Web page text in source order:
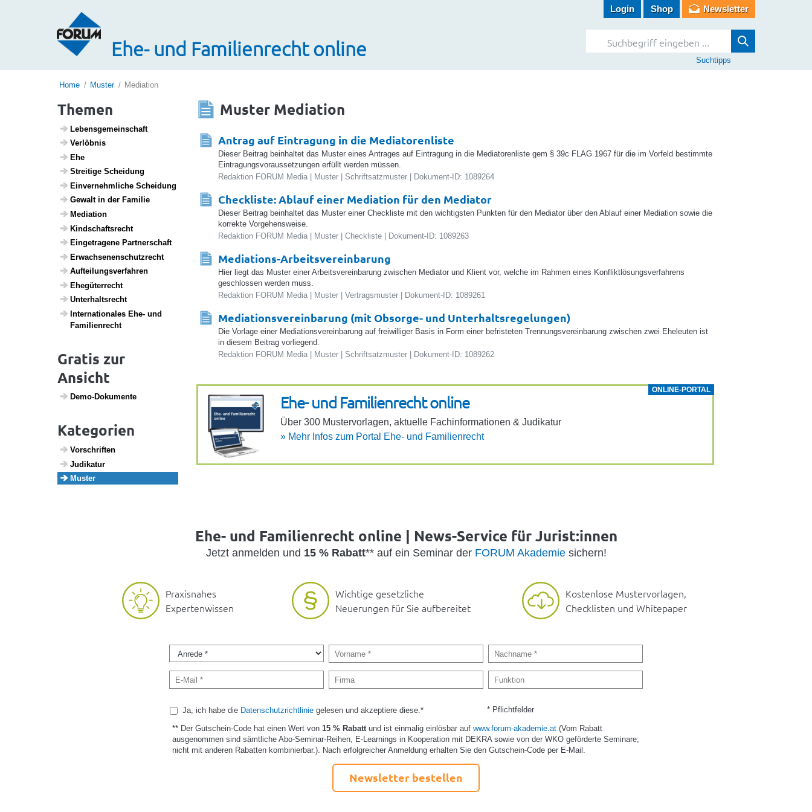
Ehe- und Familienrecht online
Login Shop Newsletter
Suchtipps
Home Muster Mediation
Themen
Lebens­ge­mein­schaft
Verlöbnis
Ehe
Strei­tige Schei­dung
Einver­nehm­liche Schei­dung
Gewalt in der Familie
Media­tion
Kind­s­chafts­recht
Einge­tra­gene Part­ner­schaft
Erwach­se­nen­schutz­recht
Auftei­lungs­ver­fahren
Ehegü­ter­recht
Unter­halts­recht
Inter­na­ti­o­nales Ehe- und
Fami­li­en­recht
Gratis zur
Ansicht
Demo-Doku­mente
Kategorien
Vorschriften
Judi­katur
Muster
Muster Mediation
Antrag auf Eintragung in die Mediatorenliste
Dieser Beitrag beinhaltet das Muster eines Antrages auf Eintragung in die Mediatorenliste gem § 39c FLAG 1967 für die im Vorfeld bestimmte
Eintragungsvoraussetzungen erfüllt werden müssen.
Redaktion FORUM Media | Muster | Schriftsatzmuster | Dokument-ID: 1089264
Checkliste: Ablauf einer Mediation für den Mediator
Dieser Beitrag beinhaltet das Muster einer Checkliste mit den wichtigsten Punkten für den Mediator über den Ablauf einer Mediation sowie die
korrekte Vorgehensweise.
Redaktion FORUM Media | Muster | Checkliste | Dokument-ID: 1089263
Mediations-Arbeitsvereinbarung
Hier liegt das Muster einer Arbeitsvereinbarung zwischen Mediator und Klient vor, welche im Rahmen eines Konfliktlösungsverfahrens
geschlossen werden muss.
Redaktion FORUM Media | Muster | Vertragsmuster | Dokument-ID: 1089261
Mediationsvereinbarung (mit Obsorge- und Unterhaltsregelungen)
Die Vorlage einer Mediationsvereinbarung auf freiwilliger Basis in Form einer befristeten Trennungsvereinbarung zwischen zwei Eheleuten ist
in diesem Beitrag vorliegend.
Redaktion FORUM Media | Muster | Schriftsatzmuster | Dokument-ID: 1089262
ONLINE-PORTAL
Ehe- und Fami­li­en­recht online
Über 300 Muster­vor­lagen, aktu­elle Fach­in­for­ma­ti­onen & Judi­katur
» Mehr Infos zum Portal Ehe- und Fami­li­en­recht
Ehe- und Familienrecht online | News-Service für Jurist:innen
Jetzt anmelden und 15 % Rabatt** auf ein Seminar der FORUM Akademiesichern!
Praxisnahes
Expertenwissen
Wichtige gesetzliche
Neuerungen für Sie aufbereitet
Kostenlose Mustervorlagen,
Checklisten und Whitepaper
Ja, ich habe die Datenschutzrichtliniegelesen und akzeptiere diese.* * Pflichtfelder
** Der Gutschein-Code hat einen Wert von15 % Rabattund ist einmalig einlösbar aufwww.forum-akademie.at (Vom Rabatt
ausgenommen sind sämtliche Abo-Seminar-Reihen, E-Learnings in Kooperation mit DEKRA sowie von der WKO geförderte Seminare;
nicht mit anderen Rabatten kombinierbar.). Nach erfolgreicher Anmeldung erhalten Sie den Gutschein-Code per E-Mail.
Newsletter bestellen